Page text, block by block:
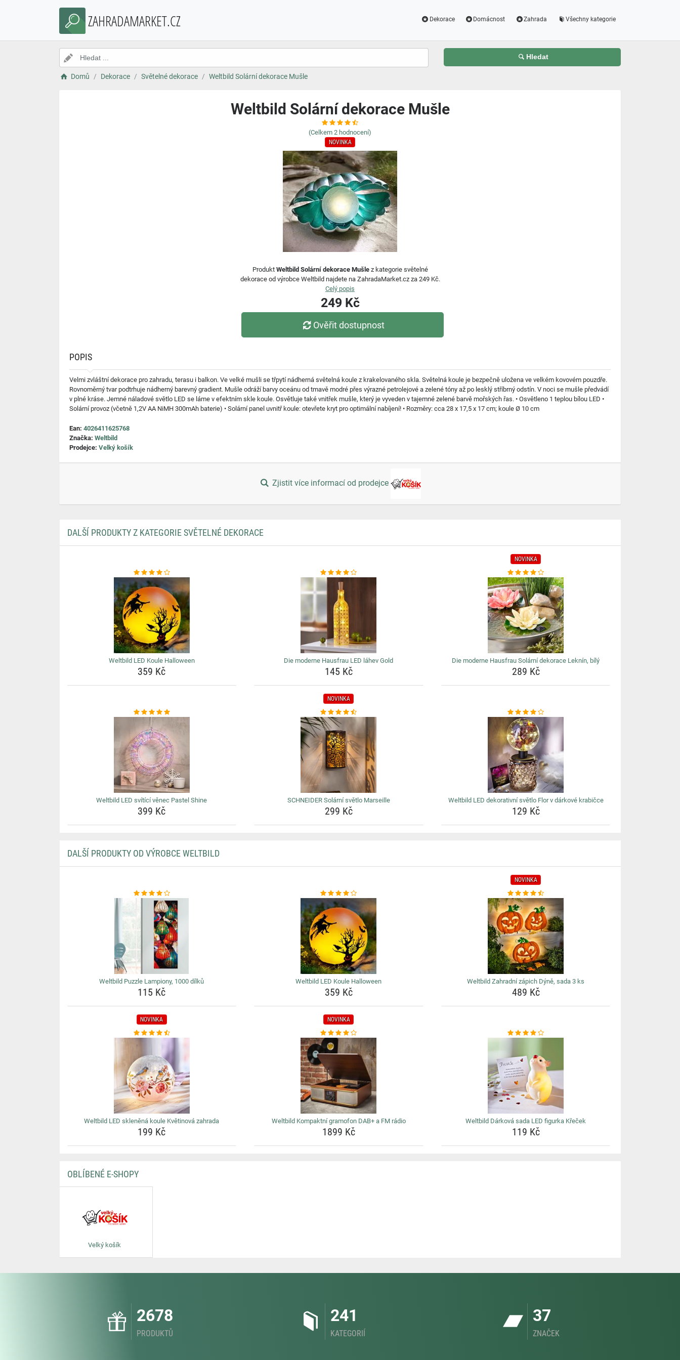
ZAHRADAMARKET.CZ Dekorace Domácnost Zahrada Všechny kategorie
Hledat
Domů Dekorace Světelné dekorace Weltbild Solární dekorace Mušle
Weltbild Solární dekorace Mušle
(Celkem 2 hodnocení)
NOVINKA
Produkt Weltbild Solární dekorace Mušlez kategorie světelné
dekorace od výrobce Weltbild najdete na ZahradaMarket.cz za 249 Kč.
Celý popis
249 Kč
Ověřit dostupnost
POPIS
Velmi zvláštní dekorace pro zahradu, terasu i balkon. Ve velké mušli se třpytí nádherná světelná koule z krakelovaného skla. Světelná koule je bezpečně uložena ve velkém kovovém pouzdře.
Rovnoměrný tvar podtrhuje nádherný barevný gradient. Mušle odráží barvy oceánu od tmavě modré přes výrazné petrolejové a zelené tóny až po lesklý stříbrný odstín. V noci se mušle předvádí
v plné kráse. Jemné náladové světlo LED se láme v efektním skle koule. Osvětluje také vnitřek mušle, který je vyveden v tajemné zelené barvě mořských řas. • Osvětleno 1 teplou bílou LED •
Solární provoz (včetně 1,2V AA NiMH 300mAh baterie) • Solární panel uvnitř koule: otevřete kryt pro optimální nabíjení! • Rozměry: cca 28 x 17,5 x 17 cm; koule Ø 10 cm
Ean: 4026411625768
Značka: Weltbild
Prodejce: Velký košík
Zjistit více informací od prodejce
DALŠÍ PRODUKTY Z KATEGORIE SVĚTELNÉ DEKORACE
Weltbild LED Koule Halloween
359 Kč
Die moderne Hausfrau LED láhev Gold
145 Kč
NOVINKA
Die moderne Hausfrau Solární dekorace Leknín, bílý
289 Kč
Weltbild LED svítící věnec Pastel Shine
399 Kč
NOVINKA
SCHNEIDER Solární světlo Marseille
299 Kč
Weltbild LED dekorativní světlo Flor v dárkové krabičce
129 Kč
DALŠÍ PRODUKTY OD VÝROBCE WELTBILD
Weltbild Puzzle Lampiony, 1000 dílků
115 Kč
Weltbild LED Koule Halloween
359 Kč
NOVINKA
Weltbild Zahradní zápich Dýně, sada 3 ks
489 Kč
NOVINKA
Weltbild LED skleněná koule Květinová zahrada
199 Kč
NOVINKA
Weltbild Kompaktní gramofon DAB+ a FM rádio
1899 Kč
Weltbild Dárková sada LED figurka Křeček
119 Kč
OBLÍBENÉ E-SHOPY
Velký košík
2678
PRODUKTŮ
241
KATEGORIÍ
37
ZNAČEK